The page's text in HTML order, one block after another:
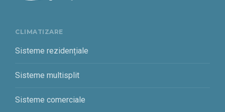
CLIMATIZARE
Sisteme rezidențiale
Sisteme multisplit
Sisteme comerciale